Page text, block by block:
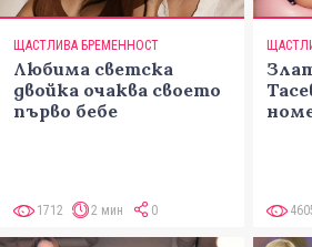
ЩАСТЛИВА БРЕМЕННОСТ
Любима светска
двойка очаква своето
първо бебе
1712 2 мин 0